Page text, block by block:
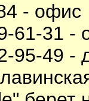
- офис
61-31 -
95-49 -